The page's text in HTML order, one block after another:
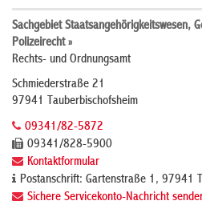
Sachgebiet Staatsangehörigkeitswesen,
Polizeirecht »
Rechts- und Ordnungsamt
Schmiederstraße 21
97941 Tauberbischofsheim
09341/82-5872
09341/828-5900
Kontaktformular
Postanschrift: Gartenstraße 1, 97941
Sichere Servicekonto-Nachricht